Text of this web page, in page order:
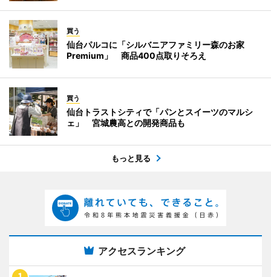
買う
仙台パルコに「シルバニアファミリー森のお家
Premium」 商品400点取りそろえ
買う
仙台トラストシティで「パンとスイーツのマルシ
ェ」 宮城農高との開発商品も
もっと見る
アクセスランキング